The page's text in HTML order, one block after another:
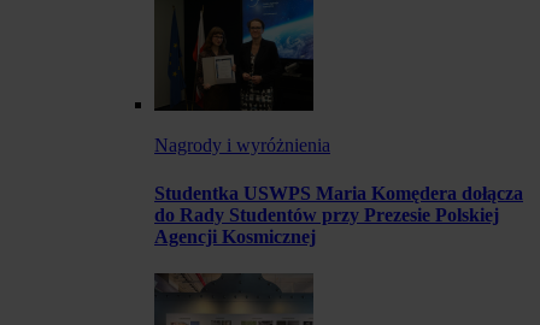
Nagrody i wyróżnienia
Studentka USWPS Maria Komędera dołącza
do Rady Studentów przy Prezesie Polskiej
Agencji Kosmicznej